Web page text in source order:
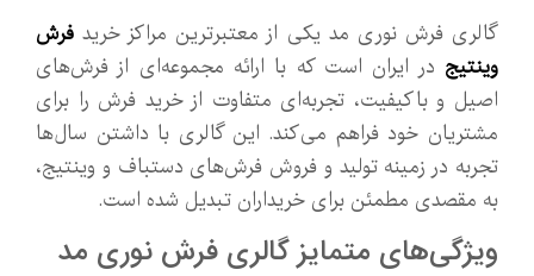
گالری فرش نوری مد یکی از معتبرترین مراکز خرید فرش
وینتیج در ایران است که با ارائه مجموعه‌ای از فرش‌های
اصیل و باکیفیت، تجربه‌ای متفاوت از خرید فرش را برای
مشتریان خود فراهم می‌کند. این گالری با داشتن سال‌ها
تجربه در زمینه تولید و فروش فرش‌های دستباف و وینتیج،
به مقصدی مطمئن برای خریداران تبدیل شده است.
ویژگی‌های متمایز گالری فرش نوری مد